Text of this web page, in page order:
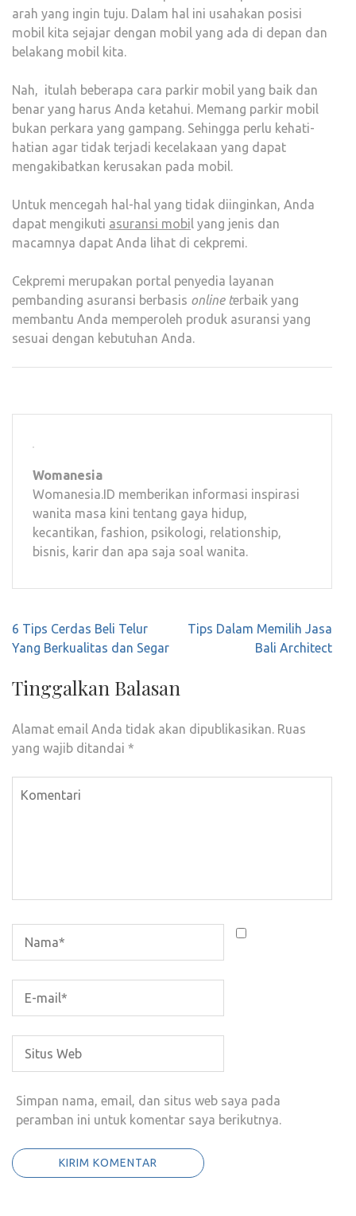
arah yang ingin tuju. Dalam hal ini usahakan posisi
mobil kita sejajar dengan mobil yang ada di depan dan
belakang mobil kita.
Nah, itulah beberapa cara parkir mobil yang baik dan
benar yang harus Anda ketahui. Memang parkir mobil
bukan perkara yang gampang. Sehingga perlu kehati-
hatian agar tidak terjadi kecelakaan yang dapat
mengakibatkan kerusakan pada mobil.
Untuk mencegah hal-hal yang tidak diinginkan, Anda
dapat mengikuti asuransi mobil yang jenis dan
macamnya dapat Anda lihat di cekpremi.
Cekpremi merupakan portal penyedia layanan
pembanding asuransi berbasis online terbaik yang
membantu Anda memperoleh produk asuransi yang
sesuai dengan kebutuhan Anda.
Womanesia
Womanesia.ID memberikan informasi inspirasi
wanita masa kini tentang gaya hidup,
kecantikan, fashion, psikologi, relationship,
bisnis, karir dan apa saja soal wanita.
Navigasi
pos
6 Tips Cerdas Beli Telur
Yang Berkualitas dan Segar
Tips Dalam Memilih Jasa
Bali Architect
Tinggalkan Balasan
Alamat email Anda tidak akan dipublikasikan. Ruas
yang wajib ditandai *
Simpan nama, email, dan situs web saya pada
peramban ini untuk komentar saya berikutnya.